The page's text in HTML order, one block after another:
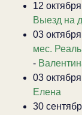
12
Выезд на
03
мес.
-
03
Елена
30